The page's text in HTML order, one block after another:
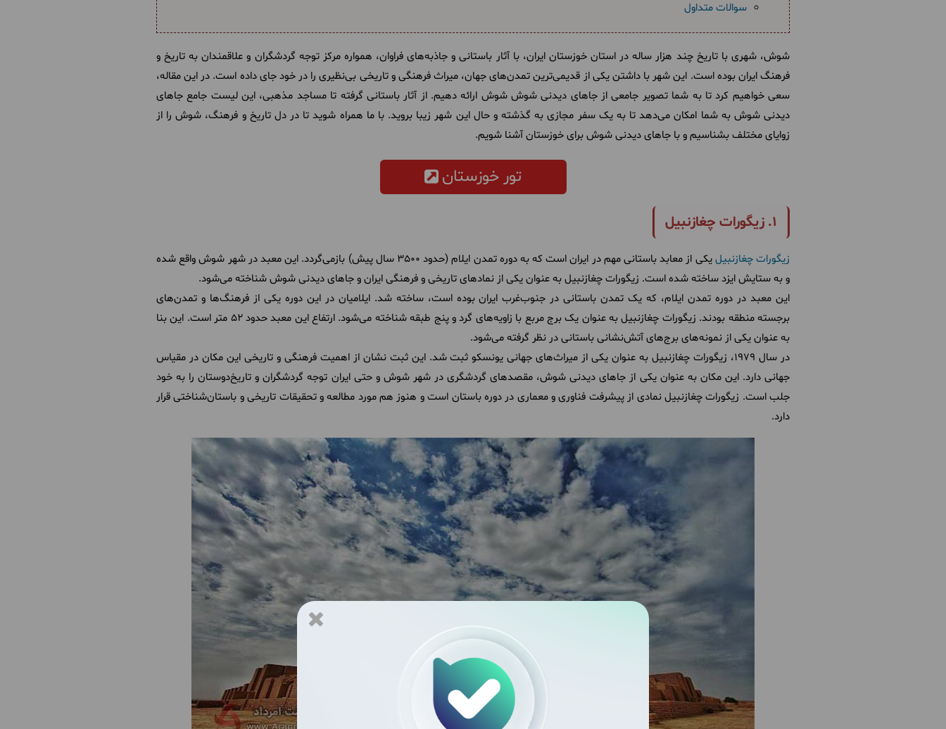
سوالات متداول
شوش، شهری با تاریخ چند هزار ساله در استان خوزستان ایران، با آثار باستانی و جاذبه‌های فراوان، همواره مرکز توجه گردشگران و علاقمندان به تاریخ و
فرهنگ ایران بوده است. این شهر با داشتن یکی از قدیمی‌ترین تمدن‌های جهان، میراث فرهنگی و تاریخی بی‌نظیری را در خود جای داده است. در این مقاله،
سعی خواهیم کرد تا به شما تصویر جامعی از جاهای دیدنی شوش شوش ارائه دهیم. از آثار باستانی گرفته تا مساجد مذهبی، این لیست جامع جاهای
دیدنی شوش به شما امکان می‌دهد تا به یک سفر مجازی به گذشته و حال این شهر زیبا بروید. با ما همراه شوید تا در دل تاریخ و فرهنگ، شوش را از
زوایای مختلف بشناسیم و با جاهای دیدنی شوش برای خوزستان آشنا شویم.
تور خوزستان
1. زیگورات چغازنبیل
زیگورات چغازنبیل
یکی از معابد باستانی مهم در ایران است که به دوره تمدن ایلام (حدود 3500 سال پیش) بازمی‌گردد. این معبد در شهر شوش واقع شده
و به ستایش ایزد ساخته شده است. زیگورات چغازنبیل به عنوان یکی از نمادهای تاریخی و فرهنگی ایران و جاهای دیدنی شوش شناخته می‌شود.
این معبد در دوره تمدن ایلام، که یک تمدن باستانی در جنوب‌غرب ایران بوده است، ساخته شد. ایلامیان در این دوره یکی از فرهنگ‌ها و تمدن‌های
برجسته منطقه بودند. زیگورات چغازنبیل به عنوان یک برج مربع با زاویه‌های گرد و پنج طبقه شناخته می‌شود. ارتفاع این معبد حدود 52 متر است. این بنا
به عنوان یکی از نمونه‌های برج‌های آتش‌نشانی باستانی در نظر گرفته می‌شود.
در سال 1979، زیگورات چغازنبیل به عنوان یکی از میراث‌های جهانی یونسکو ثبت شد. این ثبت نشان از اهمیت فرهنگی و تاریخی این مکان در مقیاس
جهانی دارد. این مکان به عنوان یکی از جاهای دیدنی شوش، مقصدهای گردشگری در شهر شوش و حتی ایران توجه گردشگران و تاریخ‌دوستان را به خود
جلب است. زیگورات چغازنبیل نمادی از پیشرفت فناوری و معماری در دوره باستان است و هنوز هم مورد مطالعه و تحقیقات تاریخی و باستان‌شناختی قرار
دارد.